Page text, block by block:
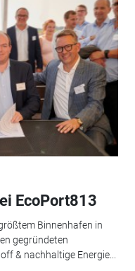
EcoPort813
Binnenhafen in
gegründeten
& nachhaltige Energie...